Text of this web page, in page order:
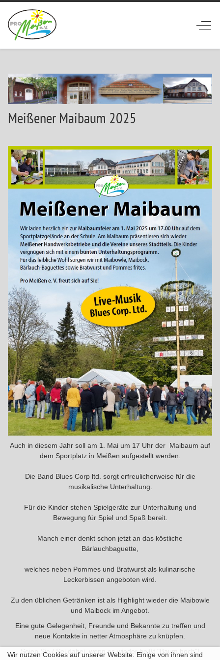
Off-
Meißener Maibaum 2025
Auch in diesem Jahr soll am 1. Mai um 17 Uhr der Maibaum auf
dem Sportplatz in Meißen aufgestellt werden.
Die Band Blues Corp ltd. sorgt erfreulicherweise für die
musikalische Unterhaltung.
Für die Kinder stehen Spielgeräte zur Unterhaltung und
Bewegung für Spiel und Spaß bereit.
Manch einer denkt schon jetzt an das köstliche
Bärlauchbaguette,
welches neben Pommes und Bratwurst als kulinarische
Leckerbissen angeboten wird.
Zu den üblichen Getränken ist als Highlight wieder die Maibowle
und Maibock im Angebot.
Eine gute Gelegenheit, Freunde und Bekannte zu treffen und
neue Kontakte in netter Atmosphäre zu knüpfen.
Seien Sie / Sei dabei, wenn es wieder heißt "Baum hoch"!
Wir nutzen Cookies auf unserer Website. Einige von ihnen sind